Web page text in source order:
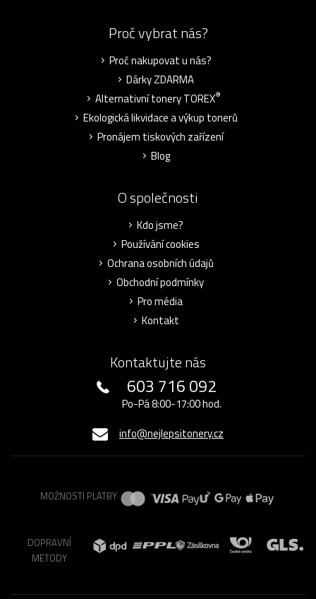
Proč vybrat nás?
Proč nakupovat u nás?
Dárky ZDARMA
Alternativní tonery TOREX®
Ekologická likvidace a výkup tonerů
Pronájem tiskových zařízení
Blog
O společnosti
Kdo jsme?
Používání cookies
Ochrana osobních údajů
Obchodní podmínky
Pro média
Kontakt
Kontaktujte nás
603 716 092
Po-Pá 8:00-17:00 hod.
info@nejlepsitonery.cz
MOŽNOSTI PLATBY
DOPRAVNÍ
METODY